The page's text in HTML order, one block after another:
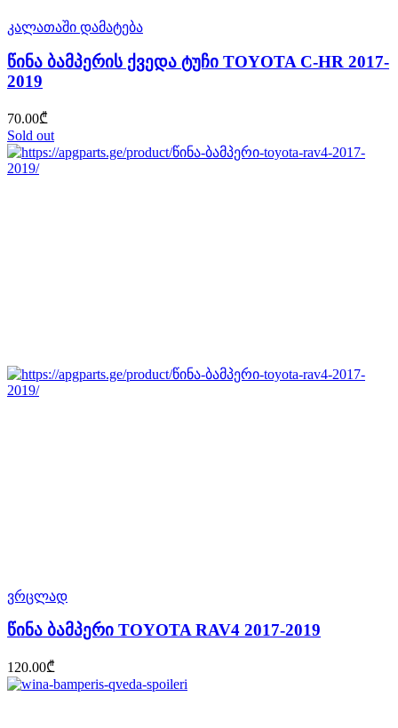
კალათაში დამატება
წინა ბამპერის ქვედა ტუჩი TOYOTA C-HR 2017-
2019
70.00₾
Sold out
ვრცლად
წინა ბამპერი TOYOTA RAV4 2017-2019
120.00₾